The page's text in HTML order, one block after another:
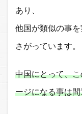
あり、
他国が類似の事
さがっています。
中国にとって、
ージになる事は